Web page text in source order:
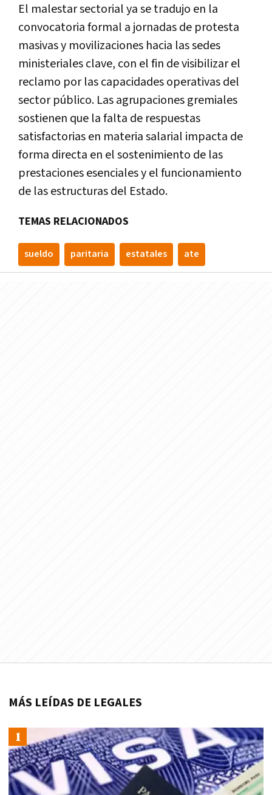
El malestar sectorial ya se tradujo en la
convocatoria formal a jornadas de protesta
masivas y movilizaciones hacia las sedes
ministeriales clave, con el fin de visibilizar el
reclamo por las capacidades operativas del
sector público. Las agrupaciones gremiales
sostienen que la falta de respuestas
satisfactorias en materia salarial impacta de
forma directa en el sostenimiento de las
prestaciones esenciales y el funcionamiento
de las estructuras del Estado.
TEMAS RELACIONADOS
sueldo paritaria estatales ate
MÁS LEÍDAS DE LEGALES